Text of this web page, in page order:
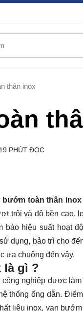
thân inox
19 PHÚT ĐỌC
bướm toàn thân inox
trội và độ bền cao,
bảo hiệu suất hoạt
dụng, bảo trì cho
ưa chuộng đến vậy.
là gì ?
nghiệp được
thống ống dẫn.
liệu inox, van